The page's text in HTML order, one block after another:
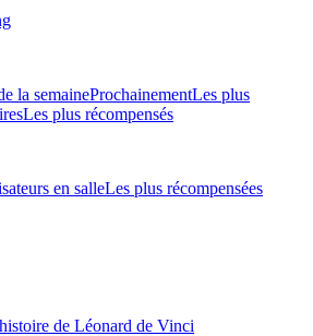
la semaineProchainementLes plus
Les plus récompensés
en salleLes plus récompensées
de Léonard de Vinci